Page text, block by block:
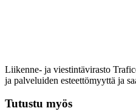
Liikenne- ja viestintävirasto
ja palveluiden esteettömyyttä ja
Tutustu myös